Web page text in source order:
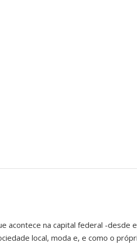
acontece na capital federal -
local, moda e, e como o